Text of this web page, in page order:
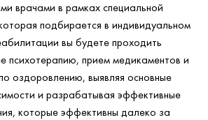
врачами в рамках специальной
подбирается в индивидуальном
вы будете проходить
психотерапию, прием медикаментов и
оздоровлению, выявляя основные
и разрабатывая эффективные
которые эффективны далеко за